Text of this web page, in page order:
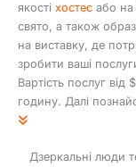
якості хостес або на
свято, а також
на виставку, де
зробити ваші
Вартість послуг від
годину. Далі
Дзеркальні люди